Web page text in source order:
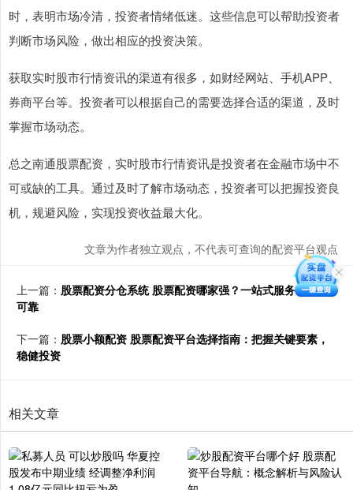
时，表明市场冷清，投资者情绪低迷。这些信息可以帮助投资者
判断市场风险，做出相应的投资决策。
获取实时股市行情资讯的渠道有很多，如财经网站、手机APP、
券商平台等。投资者可以根据自己的需要选择合适的渠道，及时
掌握市场动态。
总之南通股票配资，实时股市行情资讯是投资者在金融市场中不
可或缺的工具。通过及时了解市场动态，投资者可以把握投资良
机，规避风险，实现投资收益最大化。
文章为作者独立观点，不代表可查询的配资平台观点
上一篇： 股票配资分仓系统 股票配资哪家强？一站式服务，安全
可靠
下一篇： 股票小额配资 股票配资平台选择指南：把握关键要素，
稳健投资
相关文章